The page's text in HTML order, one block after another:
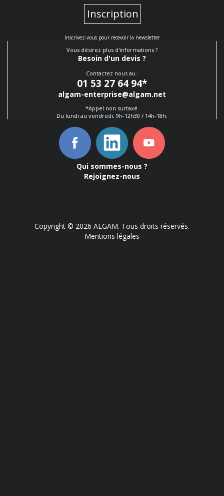
Inscription
Inscrivez-vous pour recevoir la newsletter
Vous désirez plus d'informations ?
Besoin d'un devis ?
Contactez nous au :
01 53 27 64 94*
algam-enterprise@algam.net
*Appel non surtaxé.
Du lundi au vendredi, 9h-12h30 / 14h-18h.
Qui sommes-nous ?
Rejoignez-nous
Copyright © 2026 ALGAM. Tous droits réservés.
Mentions légales